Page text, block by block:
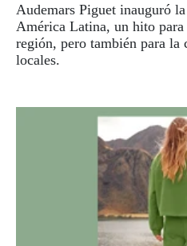
Audemars Piguet inauguró
América Latina, un hito
región, pero también para la
locales.